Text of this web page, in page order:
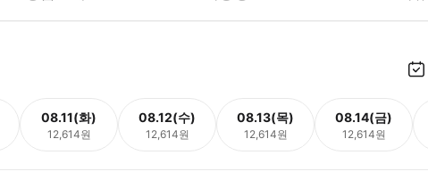
08.11(화)
12,614원
08.12(수)
12,614원
08.13(목)
12,614원
08.14(금)
12,614원